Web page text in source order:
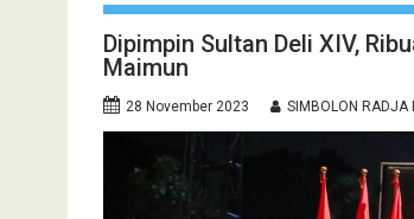
Dipimpin Sultan Deli XIV,
Maimun
28 November 2023 SIMBOLON RADJA